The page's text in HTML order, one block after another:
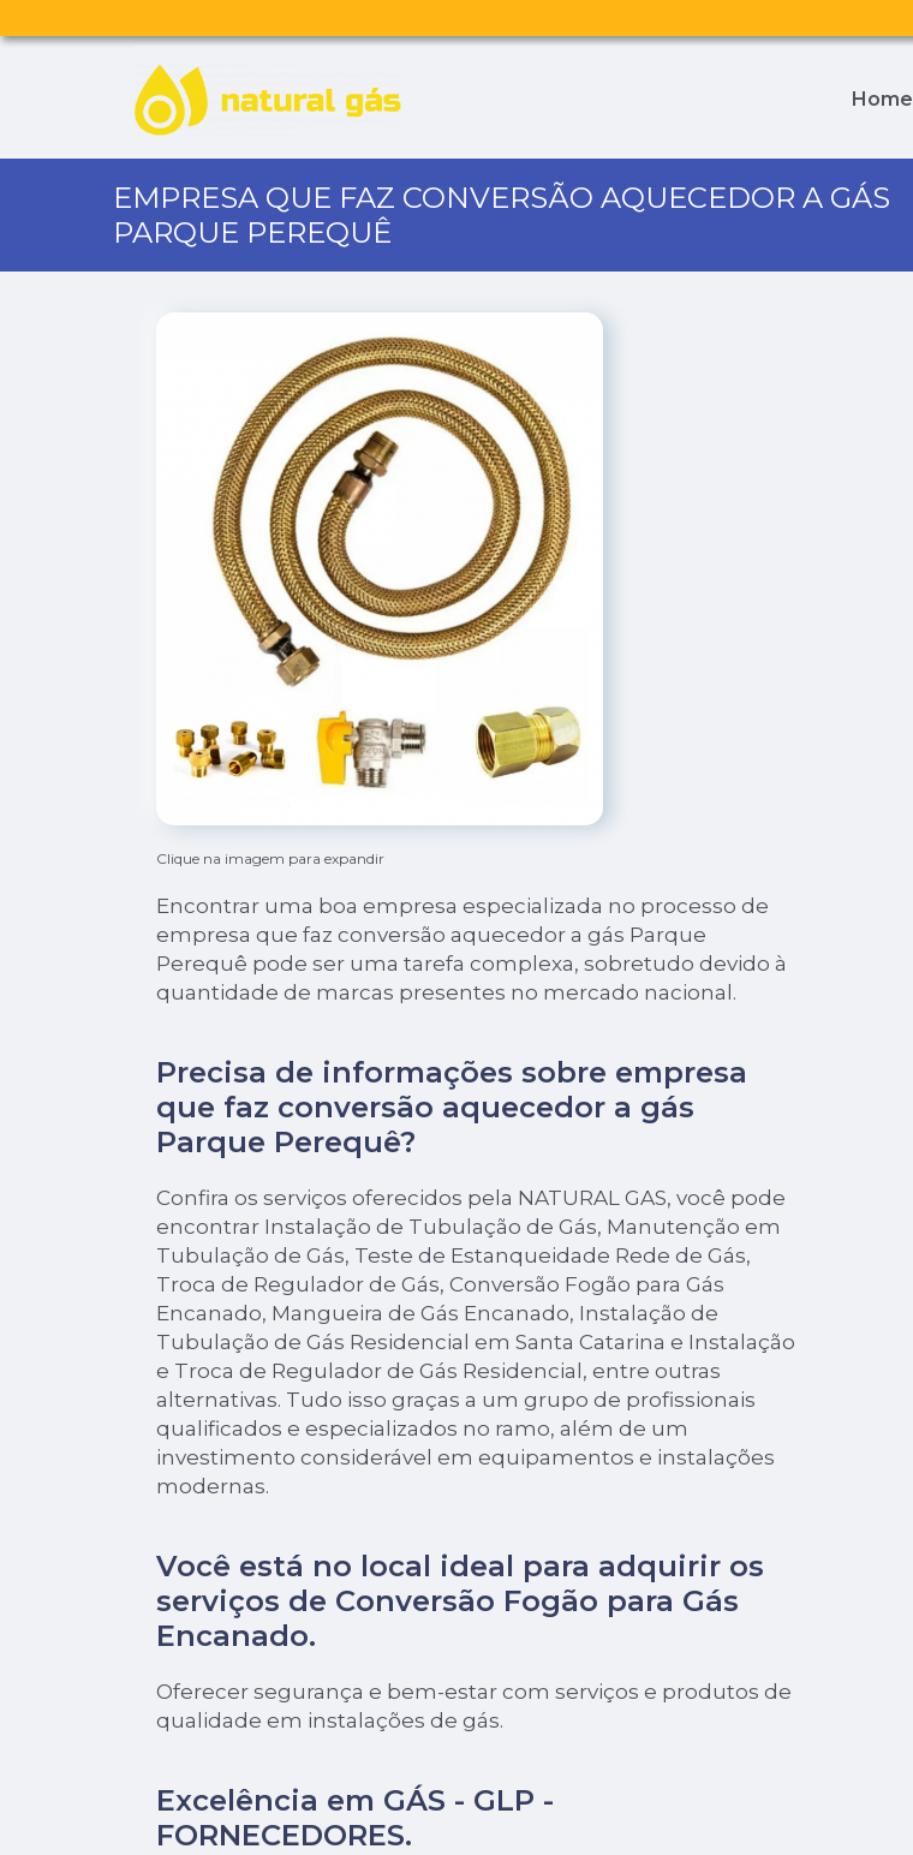
Home
EMPRESA QUE FAZ CONVERSÃO AQUECEDOR A GÁS
PARQUE PEREQUÊ
Clique na imagem para expandir
Encontrar uma boa empresa especializada no processo de
empresa que faz conversão aquecedor a gás Parque
Perequê pode ser uma tarefa complexa, sobretudo devido à
quantidade de marcas presentes no mercado nacional.
Precisa de informações sobre empresa
que faz conversão aquecedor a gás
Parque Perequê?
Confira os serviços oferecidos pela NATURAL GAS, você pode
encontrar Instalação de Tubulação de Gás, Manutenção em
Tubulação de Gás, Teste de Estanqueidade Rede de Gás,
Troca de Regulador de Gás, Conversão Fogão para Gás
Encanado, Mangueira de Gás Encanado, Instalação de
Tubulação de Gás Residencial em Santa Catarina e Instalação
e Troca de Regulador de Gás Residencial, entre outras
alternativas. Tudo isso graças a um grupo de profissionais
qualificados e especializados no ramo, além de um
investimento considerável em equipamentos e instalações
modernas.
Você está no local ideal para adquirir os
serviços de Conversão Fogão para Gás
Encanado.
Oferecer segurança e bem-estar com serviços e produtos de
qualidade em instalações de gás.
Excelência em GÁS - GLP -
FORNECEDORES.